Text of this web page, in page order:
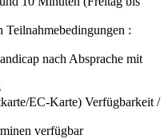
Teilnahmebedingungen :
nach Absprache mit
EC-Karte) Verfügbarkeit /
verfügbar